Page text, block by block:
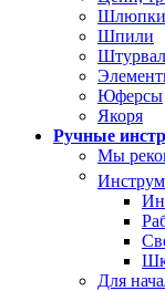
Шлюпки
Шпили
Юферсы
Якоря
Ручные
Мы
Для